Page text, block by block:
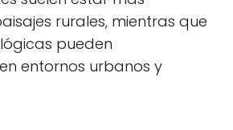
rurales, mientras que
pueden
entornos urbanos y